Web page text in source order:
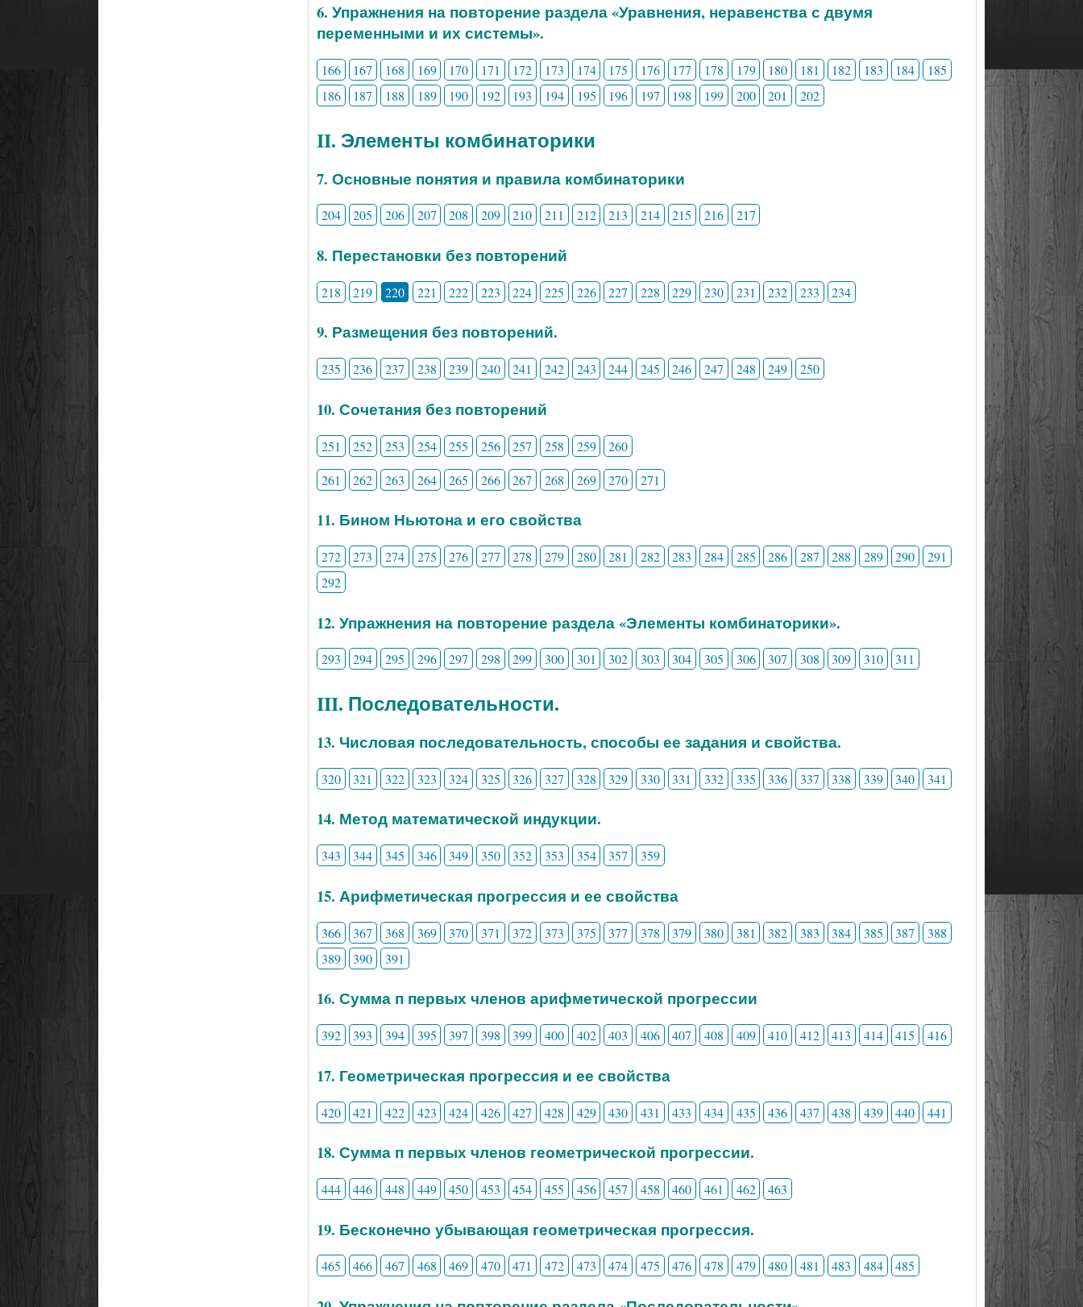
6. Упражнения на повторение раздела «Уравнения, неравенства с двумя
переменными и их системы».
166 167 168 169 170 171 172 173 174 175 176 177 178 179 180 181 182 183 184
185
186
187 188 189 190 192 193 194 195 196 197 198 199 200 201 202
II. Элементы комбинаторики
7. Основные понятия и правила комбинаторики
204 205 206 207 208 209 210 211 212 213 214 215 216 217
8. Перестановки без повторений
218 219 220 221 222 223 224 225 226 227 228 229 230 231 232 233 234
9. Размещения без повторений.
235 236 237 238 239 240 241 242 243 244 245 246 247 248 249 250
10. Сочетания без повторений
251 252 253 254 255 256 257 258 259
260
261
262 263 264 265 266 267 268 269 270 271
11. Бином Ньютона и его свойства
272 273 274 275 276 277 278 279 280 281 282 283 284 285 286 287 288 289 290
291
292
12. Упражнения на повторение раздела «Элементы комбинаторики».
293 294 295 296 297 298 299 300 301 302 303 304 305 306 307 308 309 310 311
III. Последовательности.
13. Числовая последовательность, способы ее задания и свойства.
320 321 322 323 324 325 326 327 328 329 330 331 332 335 336 337 338 339 340 341
14. Метод математической индукции.
343 344 345 346 349 350 352 353 354 357 359
15. Арифметическая прогрессия и ее свойства
366 367 368 369 370 371 372 373 375 377 378 379 380 381 382 383 384 385 387
388
389
390 391
16. Сумма п первых членов арифметической прогрессии
392 393 394 395 397 398 399 400 402 403 406 407 408 409 410 412 413 414 415 416
17. Геометрическая прогрессия и ее свойства
420 421 422 423 424 426 427 428 429 430 431 433 434 435 436 437 438 439 440 441
18. Сумма п первых членов геометрической прогрессии.
444 446 448 449 450 453 454 455 456 457 458 460 461 462 463
19. Бесконечно убывающая геометрическая прогрессия.
465 466 467 468 469 470 471 472 473 474 475 476 478 479 480 481 483 484 485